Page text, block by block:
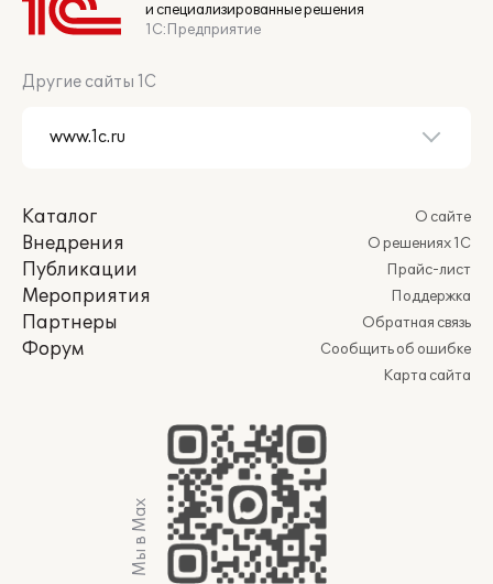
и специализированные решения
1С:Предприятие
Другие сайты 1С
Каталог
Внедрения
Публикации
Мероприятия
Партнеры
Форум
О сайте
О решениях 1С
Прайс-лист
Поддержка
Обратная связь
Сообщить об ошибке
Карта сайта
Мы в Max